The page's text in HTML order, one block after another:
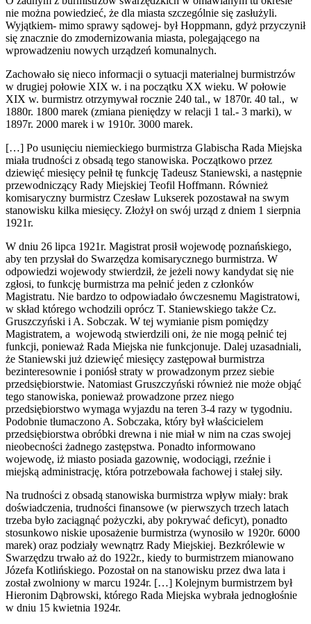
nie można powiedzieć, że dla miasta szczególnie się zasłużyli.
Wyjątkiem- mimo sprawy sądowej- był Hoppmann, gdyż przyczynił
się znacznie do zmodernizowania miasta, polegającego na
wprowadzeniu nowych urządzeń komunalnych.
Zachowało się nieco informacji o sytuacji materialnej burmistrzów
w drugiej połowie XIX w. i na początku XX wieku. W połowie
XIX w. burmistrz otrzymywał rocznie 240 tal., w 1870r. 40 tal., w
1880r. 1800 marek (zmiana pieniędzy w relacji 1 tal.- 3 marki), w
1897r. 2000 marek i w 1910r. 3000 marek.
[…] Po usunięciu niemieckiego burmistrza Glabischa Rada Miejska
miała trudności z obsadą tego stanowiska. Początkowo przez
dziewięć miesięcy pełnił tę funkcję Tadeusz Staniewski, a następnie
przewodniczący Rady Miejskiej Teofil Hoffmann. Również
komisaryczny burmistrz Czesław Lukserek pozostawał na swym
stanowisku kilka miesięcy. Złożył on swój urząd z dniem 1 sierpnia
1921r.
W dniu 26 lipca 1921r. Magistrat prosił wojewodę poznańskiego,
aby ten przysłał do Swarzędza komisarycznego burmistrza. W
odpowiedzi wojewody stwierdził, że jeżeli nowy kandydat się nie
zgłosi, to funkcję burmistrza ma pełnić jeden z członków
Magistratu. Nie bardzo to odpowiadało ówczesnemu Magistratowi,
w skład którego wchodzili oprócz T. Staniewskiego także Cz.
Gruszczyński i A. Sobczak. W tej wymianie pism pomiędzy
Magistratem, a wojewodą stwierdzili oni, że nie mogą pełnić tej
funkcji, ponieważ Rada Miejska nie funkcjonuje. Dalej uzasadniali,
że Staniewski już dziewięć miesięcy zastępował burmistrza
bezinteresownie i poniósł straty w prowadzonym przez siebie
przedsiębiorstwie. Natomiast Gruszczyński również nie może objąć
tego stanowiska, ponieważ prowadzone przez niego
przedsiębiorstwo wymaga wyjazdu na teren 3-4 razy w tygodniu.
Podobnie tłumaczono A. Sobczaka, który był właścicielem
przedsiębiorstwa obróbki drewna i nie miał w nim na czas swojej
nieobecności żadnego zastępstwa. Ponadto informowano
wojewodę, iż miasto posiada gazownię, wodociągi, rzeźnie i
miejską administrację, która potrzebowała fachowej i stałej siły.
Na trudności z obsadą stanowiska burmistrza wpływ miały: brak
doświadczenia, trudności finansowe (w pierwszych trzech latach
trzeba było zaciągnąć pożyczki, aby pokrywać deficyt), ponadto
stosunkowo niskie uposażenie burmistrza (wynosiło w 1920r. 6000
marek) oraz podziały wewnątrz Rady Miejskiej. Bezkrólewie w
Swarzędzu trwało aż do 1922r., kiedy to burmistrzem mianowano
Józefa Kotlińskiego. Pozostał on na stanowisku przez dwa lata i
został zwolniony w marcu 1924r. […] Kolejnym burmistrzem był
Hieronim Dąbrowski, którego Rada Miejska wybrała jednogłośnie
w dniu 15 kwietnia 1924r.